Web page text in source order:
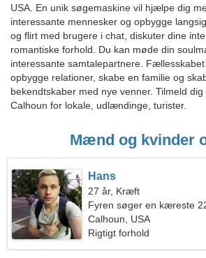
USA. En unik søgemaskine vil hjælpe dig
interessante mennesker og opbygge
og flirt med brugere i chat, diskuter dine
romantiske forhold. Du kan møde din
interessante samtalepartnere.
opbygge relationer, skabe en familie og
bekendtskaber med nye venner. Tilmeld
Calhoun for lokale, udlændinge, turister.
Mænd og kvinder
Hans
27 år, Kræft
Fyren søger en kæreste
Calhoun, USA
Rigtigt forhold